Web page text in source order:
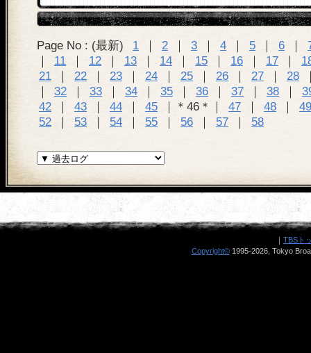
Page No : (最新) 1 ｜ 2 ｜ 3 ｜ 4 ｜ 5 ｜ 6 ｜
｜
11 ｜ 12 ｜ 13 ｜ 14 ｜ 15 ｜ 16 ｜ 17 ｜
21
｜ 22 ｜ 23 ｜ 24 ｜ 25 ｜ 26 ｜ 27 ｜ 28
｜
32 ｜ 33 ｜ 34 ｜ 35 ｜ 36 ｜ 37 ｜ 38 ｜
42
｜ 43 ｜ 44 ｜ 45 ｜＊46＊｜ 47 ｜ 48 ｜
49
52
｜ 53 ｜ 54 ｜ 55 ｜ 56 ｜ 57 ｜ 58
｜ TBSト
Copyright© 1995-2026, Tokyo